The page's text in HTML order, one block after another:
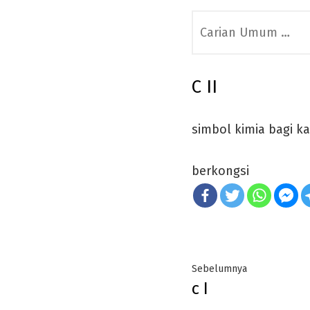
for:
C II
simbol kimia bagi
berkongsi
Post
navigation
SebelumnyaPrevious
c I